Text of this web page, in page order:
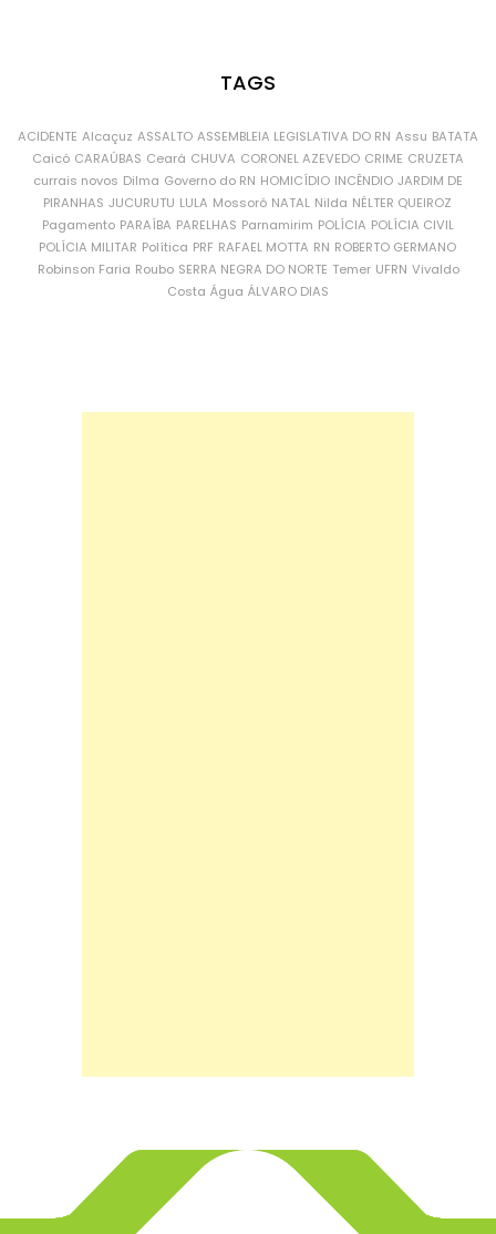
TAGS
ACIDENTE Alcaçuz ASSALTO ASSEMBLEIA LEGISLATIVA DO RN Assu BATATA
Caicó CARAÚBAS Ceará CHUVA CORONEL AZEVEDO CRIME CRUZETA
currais novos Dilma Governo do RN HOMICÍDIO INCÊNDIO JARDIM DE
PIRANHAS JUCURUTU LULA Mossoró NATAL Nilda NÉLTER QUEIROZ
Pagamento PARAÍBA PARELHAS Parnamirim POLÍCIA POLÍCIA CIVIL
POLÍCIA MILITAR Política PRF RAFAEL MOTTA RN ROBERTO GERMANO
Robinson Faria Roubo SERRA NEGRA DO NORTE Temer UFRN Vivaldo
Costa Água ÁLVARO DIAS